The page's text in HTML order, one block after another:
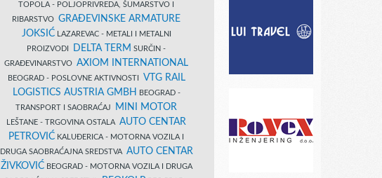
TOPOLA - POLJOPRIVREDA, ŠUMARSTVO I
RIBARSTVO GRAĐEVINSKE ARMATURE
JOKSIĆLAZAREVAC - METALI I METALNI
PROIZVODI
DELTA TERM SURČIN -
GRAĐEVINARSTVO AXIOM INTERNATIONAL
BEOGRAD - POSLOVNE AKTIVNOSTI VTG RAIL
LOGISTICS AUSTRIA GMBH
BEOGRAD -
TRANSPORT I SAOBRAĆAJ
MINI MOTOR
LEŠTANE - TRGOVINA OSTALA AUTO CENTAR
PETROVIĆ KALUĐERICA - MOTORNA VOZILA I
DRUGA SAOBRAĆAJNA SREDSTVA AUTO CENTAR
ŽIVKOVIĆBEOGRAD - MOTORNA VOZILA I DRUGA